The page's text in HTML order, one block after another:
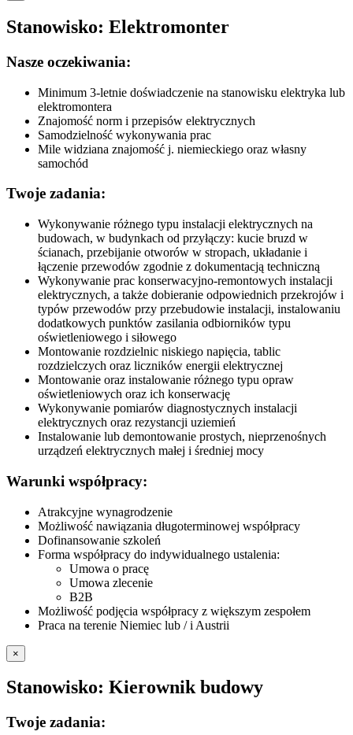
Stanowisko: Elektromonter
Nasze oczekiwania:
Minimum 3-letnie doświadczenie na stanowisku elektryka lub
elektromontera
Znajomość norm i przepisów elektrycznych
Samodzielność wykonywania prac
Mile widziana znajomość j. niemieckiego oraz własny
samochód
Twoje zadania:
Wykonywanie różnego typu instalacji elektrycznych na
budowach, w budynkach od przyłączy: kucie bruzd w
ścianach, przebijanie otworów w stropach, układanie i
łączenie przewodów zgodnie z dokumentacją techniczną
Wykonywanie prac konserwacyjno-remontowych instalacji
elektrycznych, a także dobieranie odpowiednich przekrojów i
typów przewodów przy przebudowie instalacji, instalowaniu
dodatkowych punktów zasilania odbiorników typu
oświetleniowego i siłowego
Montowanie rozdzielnic niskiego napięcia, tablic
rozdzielczych oraz liczników energii elektrycznej
Montowanie oraz instalowanie różnego typu opraw
oświetleniowych oraz ich konserwację
Wykonywanie pomiarów diagnostycznych instalacji
elektrycznych oraz rezystancji uziemień
Instalowanie lub demontowanie prostych, nieprzenośnych
urządzeń elektrycznych małej i średniej mocy
Warunki współpracy:
Atrakcyjne wynagrodzenie
Możliwość nawiązania długoterminowej współpracy
Dofinansowanie szkoleń
Forma współpracy do indywidualnego ustalenia:
Umowa o pracę
Umowa zlecenie
B2B
Możliwość podjęcia współpracy z większym zespołem
Praca na terenie Niemiec lub / i Austrii
×
Stanowisko: Kierownik budowy
Twoje zadania: